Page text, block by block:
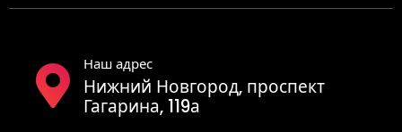
Наш адрес
Нижний Новгород, проспект
Гагарина, 119а